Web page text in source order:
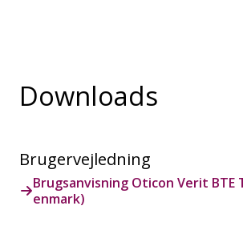
Downloads
Brugervejledning
Brugsanvisning Oticon Verit BTE
enmark)